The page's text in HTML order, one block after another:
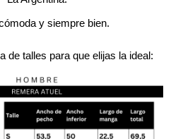
y siempre bien.
de talles para que elijas la ideal: